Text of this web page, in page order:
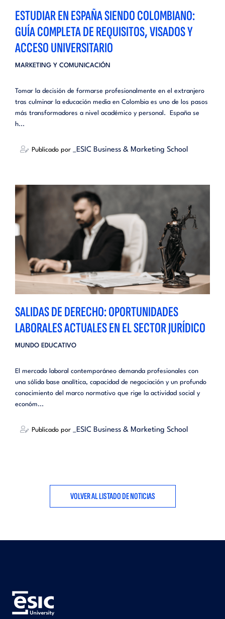
ESTUDIAR EN ESPAÑA SIENDO COLOMBIANO:
GUÍA COMPLETA DE REQUISITOS, VISADOS Y
ACCESO UNIVERSITARIO
MARKETING Y COMUNICACIÓN
Tomar la decisión de formarse profesionalmente en el extranjero
tras culminar la educación media en Colombia es uno de los pasos
más transformadores a nivel académico y personal. España se
h...
Publicado por _ESIC Business & Marketing School
SALIDAS DE DERECHO: OPORTUNIDADES
LABORALES ACTUALES EN EL SECTOR JURÍDICO
MUNDO EDUCATIVO
El mercado laboral contemporáneo demanda profesionales con
una sólida base analítica, capacidad de negociación y un profundo
conocimiento del marco normativo que rige la actividad social y
económ...
Publicado por _ESIC Business & Marketing School
VOLVER AL LISTADO DE NOTICIAS